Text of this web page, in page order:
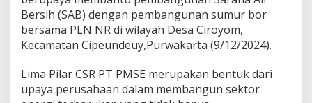
Bersih (SAB) dengan pembangunan sumur bor
bersama PLN NR di wilayah Desa Ciroyom,
Kecamatan Cipeundeuy,Purwakarta (9/12/2024).
Lima Pilar CSR PT PMSE merupakan bentuk dari
upaya perusahaan dalam membangun sektor